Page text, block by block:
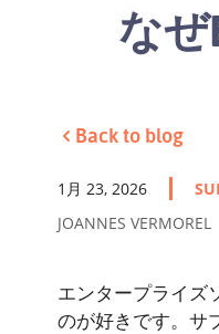
な
Back to blog
1月 23, 2026
JOANNES VERMOREL
エンタープライズ
のが好きです。サ